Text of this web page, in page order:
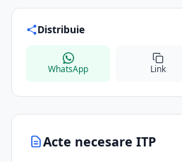
Acte necesare ITP
Distribuie
WhatsApp Link